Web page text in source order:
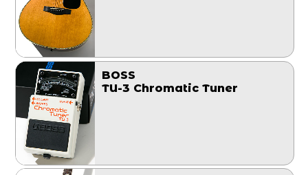
BOSS
TU-3 Chromatic Tuner